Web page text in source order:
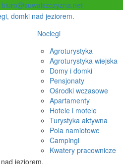
biuro@suwalszczyzna.net
Noclegi
Agroturystyka
Agroturystyka wiejska
Domy i domki
Pensjonaty
Ośrodki wczasowe
Apartamenty
Hotele i motele
Turystyka aktywna
Pola namiotowe
Campingi
Kwatery pracownicze